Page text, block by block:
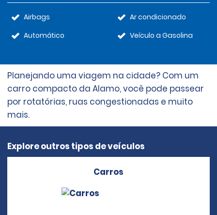
Airbags
Automático
Ar condicionado
Veículo a Gasolina
Planejando uma viagem na cidade? Com um
carro compacto da Alamo, você pode passear
por rotatórias, ruas congestionadas e muito
mais.
Explore outros tipos de veículos
Carros